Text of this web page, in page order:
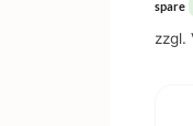
spare
zzgl.